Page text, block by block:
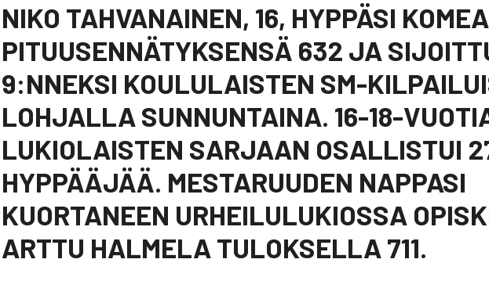
NIKO TAHVANAINEN, 16, HYPPÄSI
PITUUSENNÄTYKSENSÄ 632 JA
9:NNEKSI KOULULAISTEN SM-
LOHJALLA SUNNUNTAINA. 16-18-
LUKIOLAISTEN SARJAAN OSALLISTUI
HYPPÄÄJÄÄ. MESTARUUDEN NAPPASI
KUORTANEEN URHEILULUKIOSSA
ARTTU HALMELA TULOKSELLA 711.